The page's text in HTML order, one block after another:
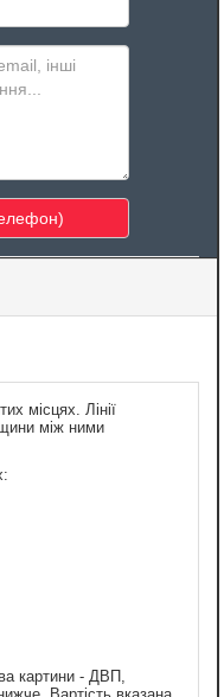
місцях. Лінії
між ними
картини - ДВП,